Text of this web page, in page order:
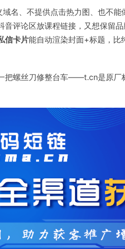
名、不提供点击热力图、也不能
评论区放课程链接，又想保留
信卡片能自动渲染封面+标题，比
把螺丝刀修整台车——t.cn是原厂